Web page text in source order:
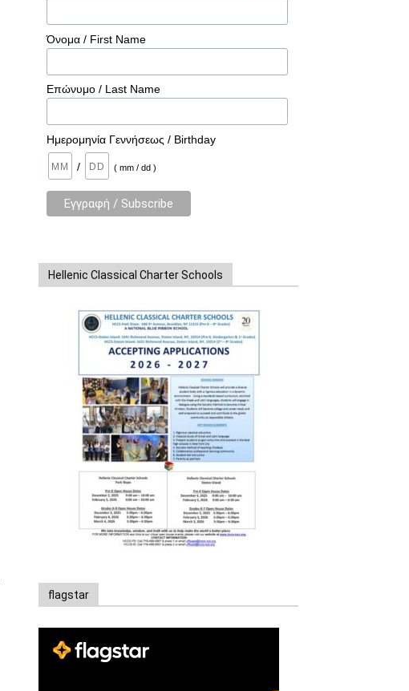
Όνομα / First Name
Επώνυμο / Last Name
Ημερομηνία Γεννήσεως / Birthday
/ ( mm / dd )
Hellenic Classical Charter Schools
flagstar